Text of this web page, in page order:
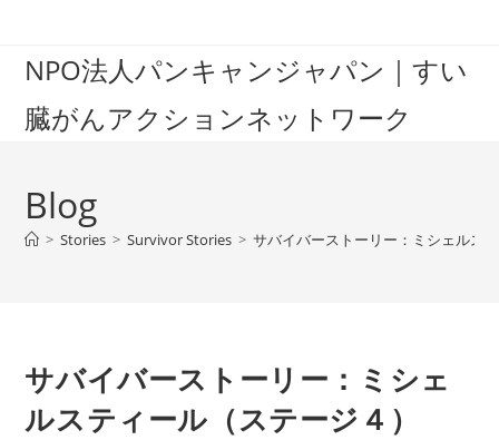
contentNPO法人パンキャンジャパン｜すい
臓がんアクションネットワーク
Blog
> Stories > Survivor Stories > サバイバーストーリー：ミシェルス
サバイバーストーリー：ミシェ
ルスティール（ステージ４）